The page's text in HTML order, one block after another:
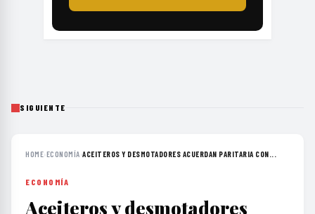
SIGUIENTE
HOME›ECONOMÍA›ACEITEROS Y DESMOTADORES ACUERDAN PARITARIA CON...
ECONOMÍA
Aceiteros y desmotadores